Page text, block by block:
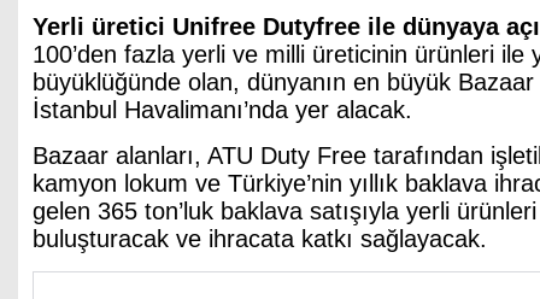
Yerli üretici Unifree Dutyfree ile dünyaya
100’den fazla yerli ve milli üreticinin ürünleri ile
büyüklüğünde olan, dünyanın en büyük
İstanbul Havalimanı’nda yer alacak.
Bazaar alanları, ATU Duty Free tarafından
kamyon lokum ve Türkiye’nin yıllık baklava
gelen 365 ton’luk baklava satışıyla yerli
buluşturacak ve ihracata katkı sağlayacak.